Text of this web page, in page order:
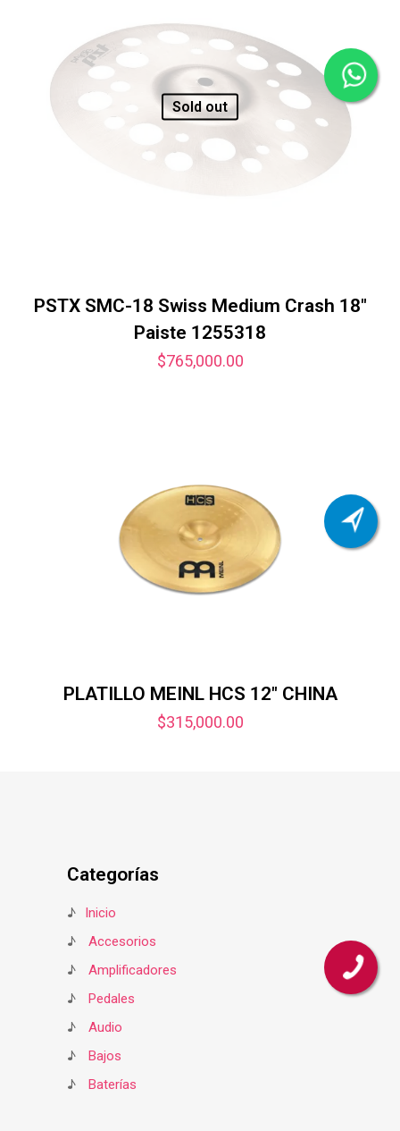
Sold out
PSTX SMC-18 Swiss Medium Crash 18″
Paiste 1255318
$765,000.00
PLATILLO MEINL HCS 12″ CHINA
$315,000.00
Categorías
♪
Inicio
♪
Accesorios
♪
Amplificadores
♪
Pedales
♪
Audio
♪
Bajos
♪
Baterías